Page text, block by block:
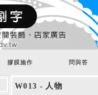
膠膜施作 問與答
W013 - 人物